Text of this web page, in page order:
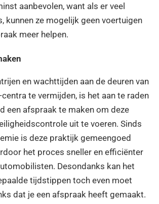
aanbevolen, want als er veel
kunnen ze mogelijk geen voertuigen
meer helpen.
en wachttijden aan de deuren van
te vermijden, is het aan te raden
een afspraak te maken om deze
uit te voeren. Sinds
is deze praktijk gemeengoed
het proces sneller en efficiënter
Desondanks kan het
tijdstippen toch even moet
dat je een afspraak heeft gemaakt.